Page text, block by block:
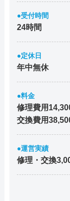
●受付時間
24時間
●定休日
年中無休
●料金
修理費用
交換費用
●運営実績
修理・交換